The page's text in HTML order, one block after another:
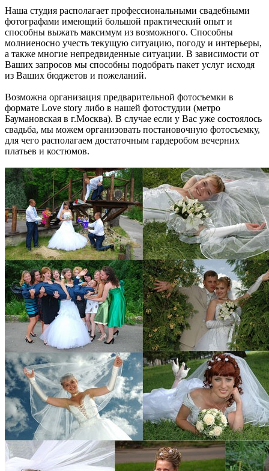
Наша студия располагает профессиональными свадебными
фотографами имеющий большой практический опыт и
способны выжать максимум из возможного. Способны
молниеносно учесть текущую ситуацию, погоду и интерьеры,
а также многие непредвиденные ситуации. В зависимости от
Ваших запросов мы способны подобрать пакет услуг исходя
из Ваших бюджетов и пожеланий.
Возможна организация предварительной фотосъемки в
формате Love story либо в нашей фотостудии (метро
Баумановская в г.Москва). В случае если у Вас уже состоялось
свадьба, мы можем организовать постановочную фотосъемку,
для чего располагаем достаточным гардеробом вечерних
платьев и костюмов.